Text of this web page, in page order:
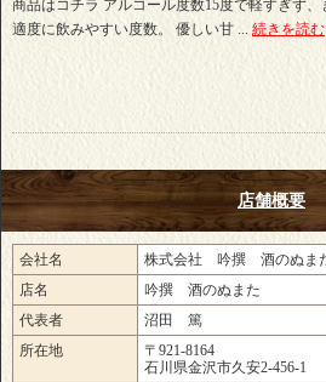
商品はコチラ アルコール度数15度で軽すぎず、
適度に飲みやすい度数。 優しい甘 ... 続きを読む
店舗概要
会社名
株式会社 吟撰 酒のぬま
店名
吟撰 酒のぬまた
代表者
沼田 篤
所在地
〒921-8164
石川県金沢市久安2-456-1